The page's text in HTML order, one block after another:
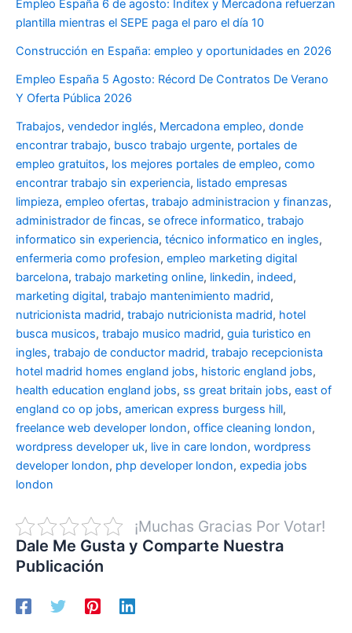
Empleo España 6 de agosto: Inditex y Mercadona refuerzan
plantilla mientras el SEPE paga el paro el día 10
Construcción en España: empleo y oportunidades en 2026
Empleo España 5 Agosto: Récord De Contratos De Verano
Y Oferta Pública 2026
Trabajos, vendedor inglés, Mercadona empleo, donde
encontrar trabajo, busco trabajo urgente, portales de
empleo gratuitos, los mejores portales de empleo, como
encontrar trabajo sin experiencia, listado empresas
limpieza, empleo ofertas, trabajo administracion y finanzas,
administrador de fincas, se ofrece informatico, trabajo
informatico sin experiencia, técnico informatico en ingles,
enfermeria como profesion, empleo marketing digital
barcelona, trabajo marketing online, linkedin, indeed,
marketing digital, trabajo mantenimiento madrid,
nutricionista madrid, trabajo nutricionista madrid, hotel
busca musicos, trabajo musico madrid, guia turistico en
ingles, trabajo de conductor madrid, trabajo recepcionista
hotel madrid homes england jobs, historic england jobs,
health education england jobs, ss great britain jobs, east of
england co op jobs, american express burgess hill,
freelance web developer london, office cleaning london,
wordpress developer uk, live in care london, wordpress
developer london, php developer london, expedia jobs
london
¡Muchas Gracias Por Votar!
Dale Me Gusta y Comparte Nuestra
Publicación